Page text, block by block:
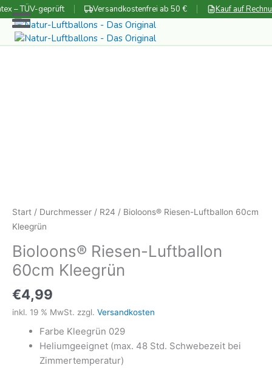
Zum
Inhalt
springen
– TÜV-geprüft Versandkostenfrei ab 50 € Kauf auf
Start / Durchmesser / R24 / Bioloons® Riesen-Luftballon 60cm
Kleegrün
Bioloons® Riesen-Luftballon
60cm Kleegrün
€4,99
inkl. 19 % MwSt. zzgl. Versandkosten
Farbe Kleegrün 029
Heliumgeeignet (max. 48 Std. Schwebezeit bei
Zimmertemperatur)